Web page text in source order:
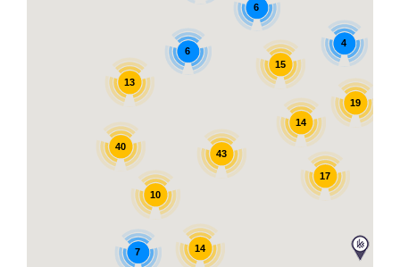
14
17
40
43
19
6
13
15
4
6
7
14
10